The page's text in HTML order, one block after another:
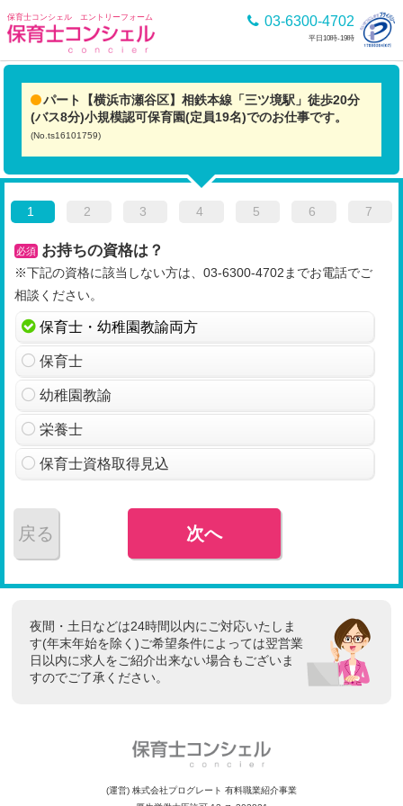
保育士コンシェル エントリーフォーム 03-6300-4702
平日10時-19時
パート【横浜市瀬谷区】相鉄本線「三ツ境駅」徒歩20分
(バス8分)小規模認可保育園(定員19名)でのお仕事です。
(No.ts16101759)
1 2 3 4 5 6 7
必須 お持ちの資格は？
※下記の資格に該当しない方は、03-6300-4702までお電話でご
相談ください。
保育士・幼稚園教諭両方
保育士
幼稚園教諭
栄養士
保育士資格取得見込
戻る 次へ
夜間・土日などは24時間以内にご対応いたしま
す(年末年始を除く)ご希望条件によっては翌営業
日以内に求人をご紹介出来ない場合もございま
すのでご了承ください。
(運営) 株式会社プログレート 有料職業紹介事業